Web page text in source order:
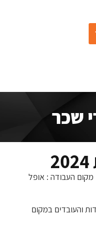
שכר
הדו"ח: 31.05.25 ; שם מקום העבודה : אופל
והעובדים במקום